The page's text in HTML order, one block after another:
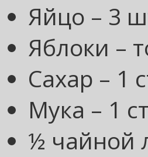
Яйцо – 3
Яблоки –
Сахар – 1
Мука – 1
½ чайной